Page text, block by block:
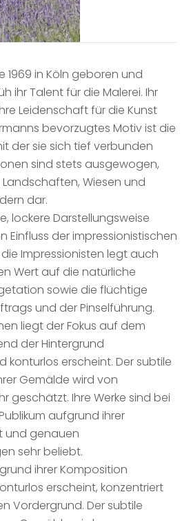
1969 in Köln geboren und
ihr Talent für die Malerei. Ihr
Leidenschaft für die Kunst
bevorzugtes Motiv ist die
der sie sich tief verbunden
sind stets ausgewogen,
Wiesen und
dar.
lockere Darstellungsweise
Einfluss der impressionistischen
die Impressionisten legt auch
Wert auf die natürliche
sowie die flüchtige
und der Pinselführung.
liegt der Fokus auf dem
der Hintergrund
konturlos erscheint. Der subtile
Gemälde wird von
geschätzt. Ihre Werke sind bei
aufgrund ihrer
und genauen
sehr beliebt.
ihrer Komposition
erscheint, konzentriert
Vordergrund. Der subtile